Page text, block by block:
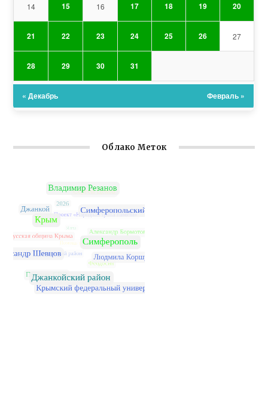
14 15 16 17 18 19 20
21 22 23 24 25 26 27
28 29 30 31
« Декабрь Февраль »
Облако Меток